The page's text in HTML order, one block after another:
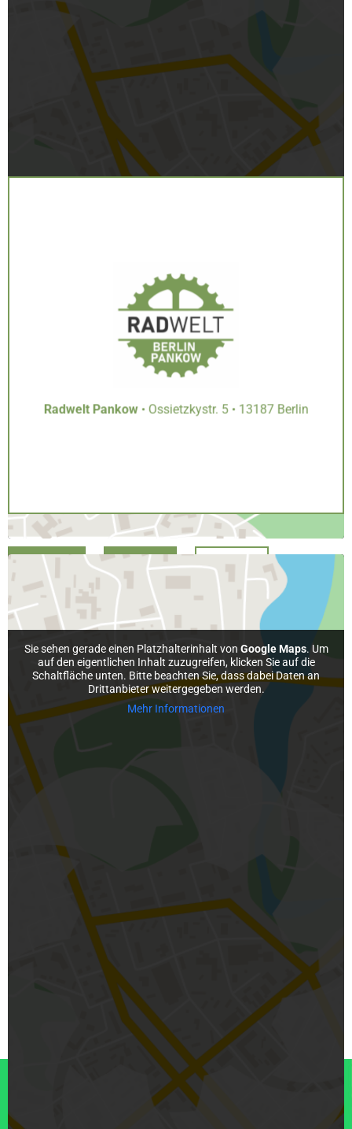
Inhalt entsperren
Erforderlichen Service akzeptieren und Inhalte
entsperren
CHAT INFO MAP
Radwelt Pankow• Ossietzkystr. 5 • 13187 Berlin
Sie sehen gerade einen Platzhalterinhalt von Google Maps. Um
auf den eigentlichen Inhalt zuzugreifen, klicken Sie auf die
Schaltfläche unten. Bitte beachten Sie, dass dabei Daten an
Drittanbieter weitergegeben werden.
Mehr Informationen